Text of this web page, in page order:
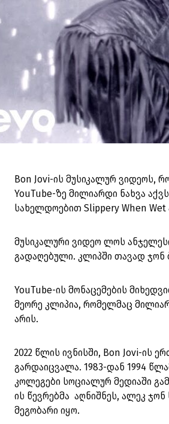
Bon Jovi-ის მუსიკალურ ვიდეოს,
YouTube-ზე მილიარდი ნახვა
სახელდოებით Slippery When Wet
მუსიკალური ვიდეო ლოს
გადაღებული. კლიპში თავად ჯონ
YouTube-ის მონაცემების
მეორე კლიპია, რომელმაც
არის.
2022 წლის ივნისში, Bon Jovi-ის
გარდაიცვალა. 1983-დან 1994
კოლეგები სოციალურ მედიაში
ის წევრებმა აღნიშნეს, ალეკ
მეგობარი იყო.